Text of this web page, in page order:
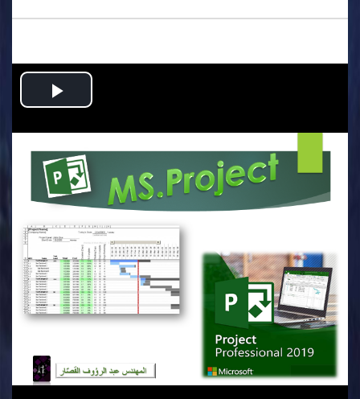
Play
Video